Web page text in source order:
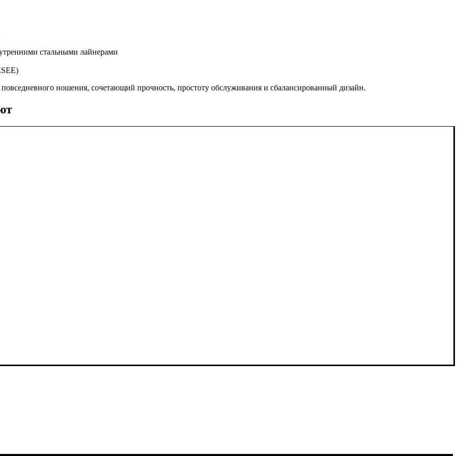
стальными лайнерами
ношения, сочетающий прочность, простоту обслуживания и сбалансированный дизайн.